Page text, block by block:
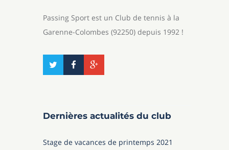
Passing Sport est un Club de tennis à la
Garenne-Colombes (92250) depuis 1992 !
Dernières actualités du club
Stage de vacances de printemps 2021